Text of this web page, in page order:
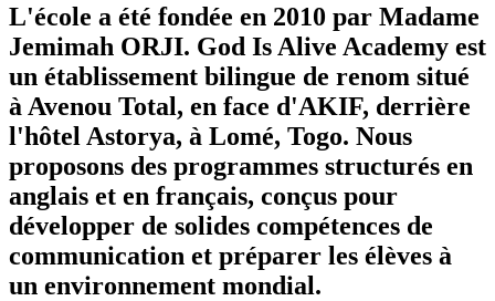
L'école a été fondée en 2010 par Madame
Jemimah ORJI. God Is Alive Academy est
un établissement bilingue de renom situé
à Avenou Total, en face d'AKIF, derrière
l'hôtel Astorya, à Lomé, Togo. Nous
proposons des programmes structurés en
anglais et en français, conçus pour
développer de solides compétences de
communication et préparer les élèves à
un environnement mondial.